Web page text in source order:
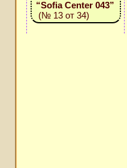
“Sofia Center 043”
(№ 13 от 34)